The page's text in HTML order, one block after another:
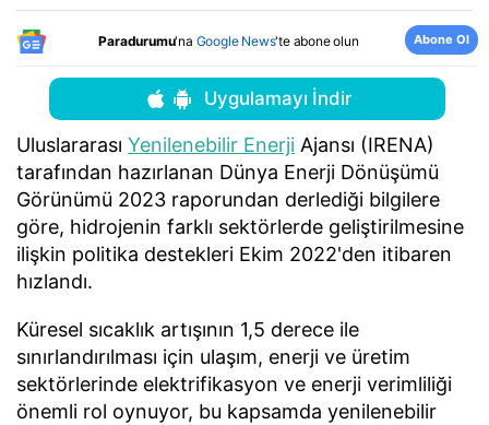
Paradurumu'na Google News'te abone olun Abone Ol
Uygulamayı İndir
Uluslararası Yenilenebilir Enerji Ajansı (IRENA)
tarafından hazırlanan Dünya Enerji Dönüşümü
Görünümü 2023 raporundan derlediği bilgilere
göre, hidrojenin farklı sektörlerde geliştirilmesine
ilişkin politika destekleri Ekim 2022'den itibaren
hızlandı.
Küresel sıcaklık artışının 1,5 derece ile
sınırlandırılması için ulaşım, enerji ve üretim
sektörlerinde elektrifikasyon ve enerji verimliliği
önemli rol oynuyor, bu kapsamda yenilenebilir